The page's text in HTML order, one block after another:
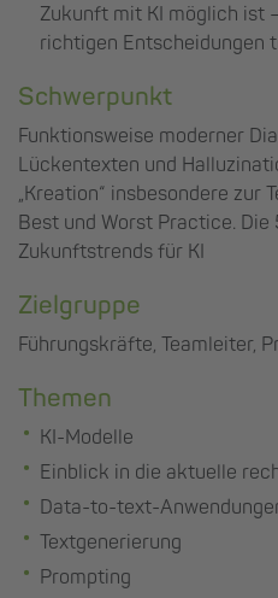
Zukunft mit KI möglich ist
richtigen Entscheidungen
Schwerpunkt
Funktionsweise moderner
Lückentexten und
„Kreation“ insbesondere zur
Best und Worst Practice.
Zukunftstrends für KI
Zielgruppe
Führungskräfte, Teamleiter,
Themen
KI-Modelle
Einblick in die aktuelle
Data-to-text-
Textgenerierung
Prompting